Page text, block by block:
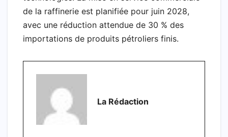
de la raffinerie est planifiée pour juin 2028,
avec une réduction attendue de 30 % des
importations de produits pétroliers finis.
La Rédaction